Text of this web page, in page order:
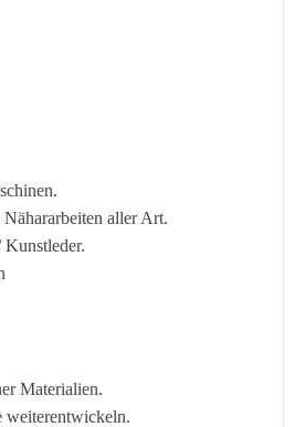
aller Art.
Materialien.
weiterentwickeln.